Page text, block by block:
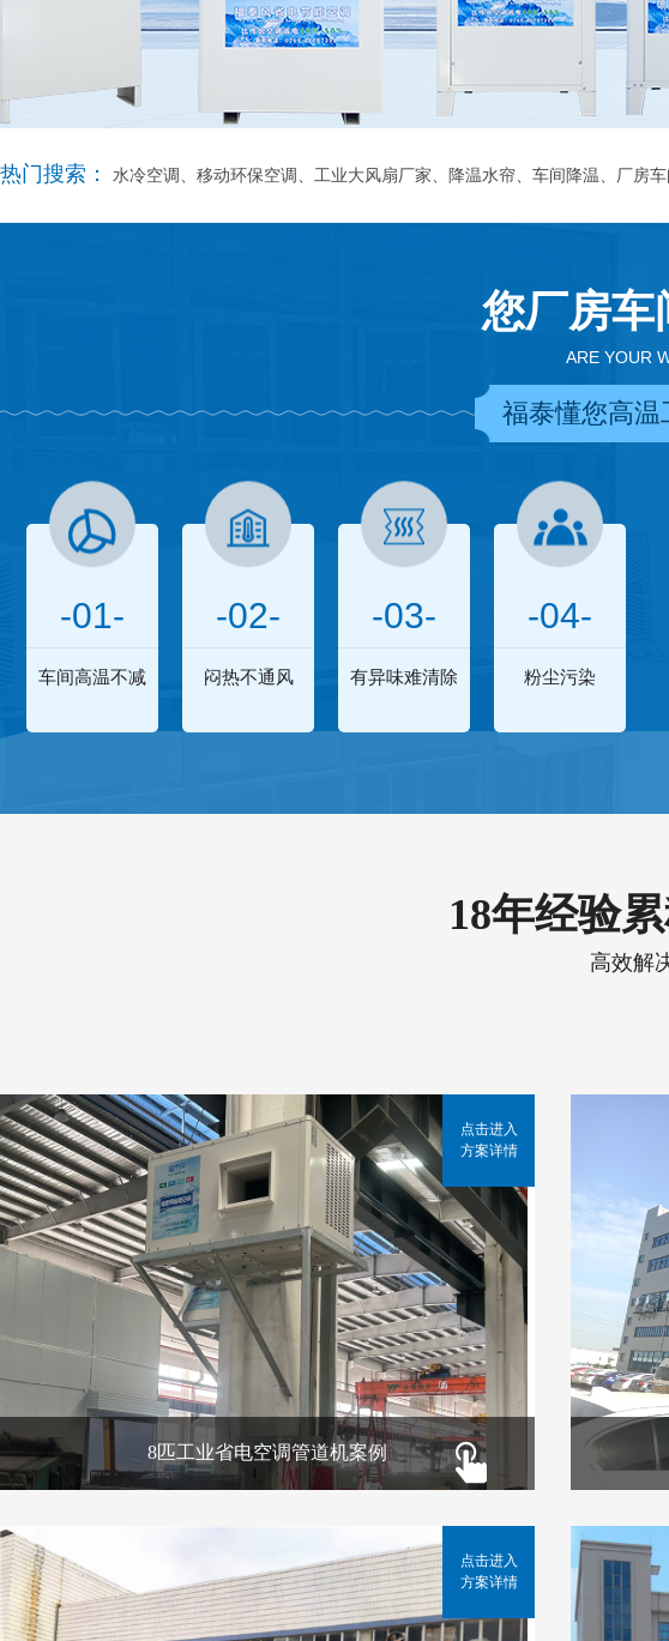
热门搜索： 水冷空调、移动环保空调、工业大风扇厂家、降温水帘、车间降温、厂房
您厂房车
ARE YOUR
福泰懂您高
-01-
车间高温不减
-02-
闷热不通风
-03-
有异味难清除
-04-
粉尘污染
18年经验
高效解
8匹工业省电空调管道机案例
点击进入
方案详情
点击进入
方案详情